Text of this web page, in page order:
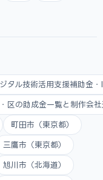
タル技術活用支援補助金
区の助成金一覧と制作会
町田市（東京都）
三鷹市（東京都）
旭川市（北海道）